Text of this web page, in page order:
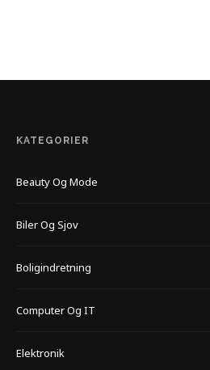
KATEGORIER
Beauty Og Mode
Biler Og Sjov
Boligindretning
Computer Og IT
Elektronik